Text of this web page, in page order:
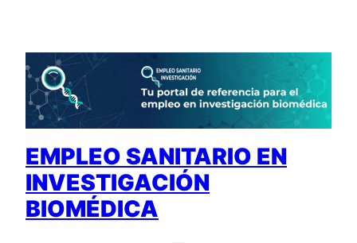
contenido
EMPLEO SANITARIO EN
INVESTIGACIÓN
BIOMÉDICA